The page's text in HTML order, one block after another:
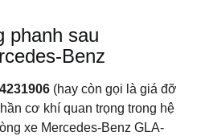
phanh sau
Benz
(hay còn gọi là giá đỡ
cơ khí quan trọng trong hệ
xe Mercedes-Benz GLA-